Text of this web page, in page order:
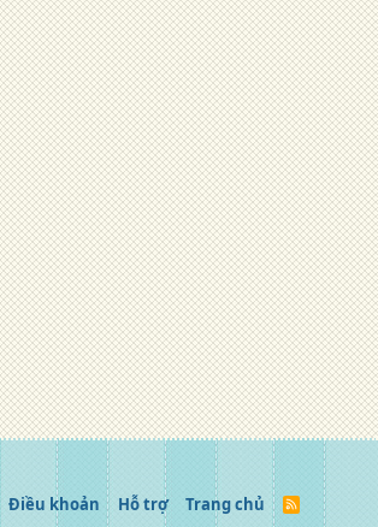
Điều khoản Hỗ trợ Trang chủ
R